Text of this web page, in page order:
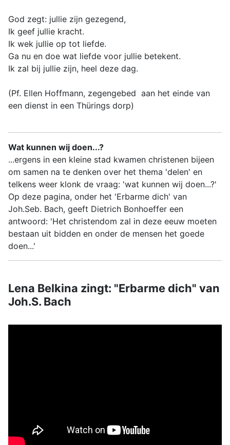
God zegt: jullie zijn gezegend,
Ik geef jullie kracht.
Ik wek jullie op tot liefde.
Ga nu en doe wat liefde voor jullie betekent.
Ik zal bij jullie zijn, heel deze dag.
(Pf. Ellen Hoffmann, zegengebed aan het einde van
een dienst in een Thürings dorp)
Wat kunnen wij doen...?
...ergens in een kleine stad kwamen christenen bijeen
om samen na te denken over het thema 'delen' en
telkens weer klonk de vraag: 'wat kunnen wij doen...?'
Op deze pagina, onder het 'Erbarme dich' van
Joh.Seb. Bach, geeft Dietrich Bonhoeffer een
antwoord: 'Het christendom zal in deze eeuw moeten
bestaan uit bidden en onder de mensen het goede
doen...'
Lena Belkina zingt: "Erbarme dich" van
Joh.S. Bach